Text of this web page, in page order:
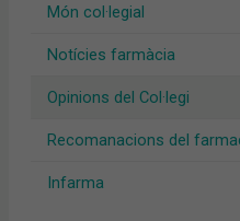
Món col·legial
Notícies farmàcia
Opinions del Col·legi
Recomanacions del
Infarma